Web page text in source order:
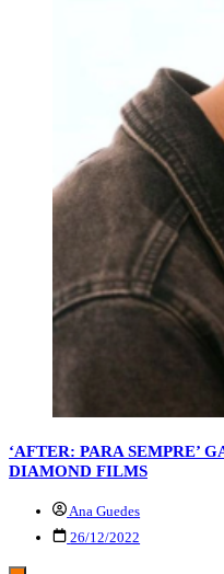
‘AFTER: PARA SEMPRE’
DIAMOND FILMS
Ana Guedes
26/12/2022